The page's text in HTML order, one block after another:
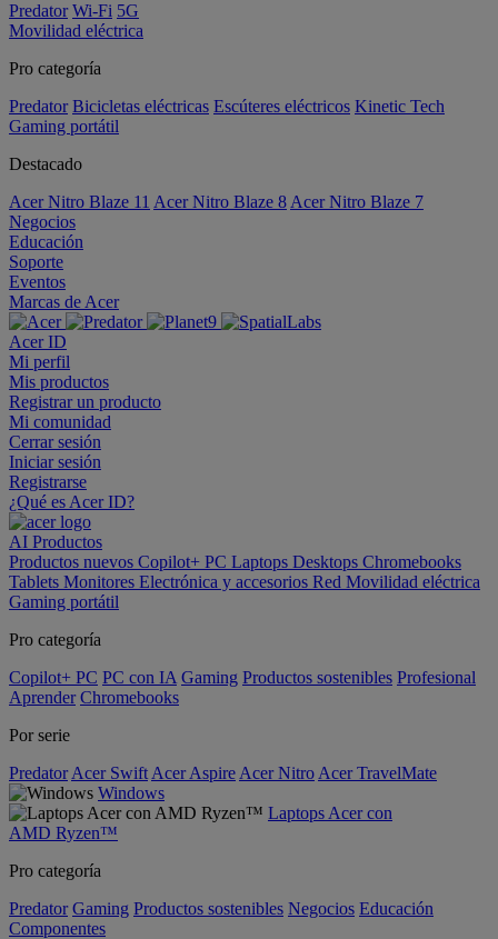
Predator Wi-Fi 5G
Movilidad eléctrica
Pro categoría
Predator Bicicletas eléctricas Escúteres eléctricos Kinetic Tech
Gaming portátil
Destacado
Acer Nitro Blaze 11 Acer Nitro Blaze 8 Acer Nitro Blaze 7
Negocios
Educación
Soporte
Eventos
Marcas de Acer
Acer ID
Mi perfil
Mis productos
Registrar un producto
Mi comunidad
Cerrar sesión
Iniciar sesión
Registrarse
¿Qué es Acer ID?
AI Productos
Productos nuevos Copilot+ PC Laptops Desktops Chromebooks
Tablets Monitores Electrónica y accesorios Red Movilidad eléctrica
Gaming portátil
Pro categoría
Copilot+ PC PC con IA Gaming Productos sostenibles Profesional
Aprender Chromebooks
Por serie
Predator Acer Swift Acer Aspire Acer Nitro Acer TravelMate
Windows
Laptops Acer con
AMD Ryzen™
Pro categoría
Predator Gaming Productos sostenibles Negocios Educación
Componentes